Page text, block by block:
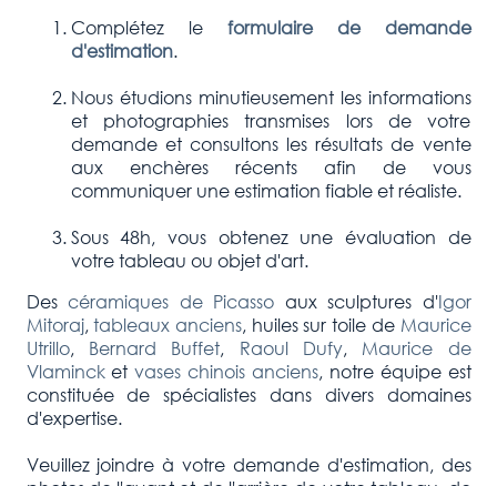
Complétez le formulaire de demande
d'estimation.
Nous étudions minutieusement les informations
et photographies transmises lors de votre
demande et consultons les résultats de vente
aux enchères récents afin de vous
communiquer une estimation fiable et réaliste.
Sous 48h, vous obtenez une évaluation de
votre tableau ou objet d'art.
Des céramiques de Picasso aux sculptures d'Igor
Mitoraj,tableaux anciens, huiles sur toile de Maurice
Utrillo, Bernard Buffet, Raoul Dufy, Maurice de
Vlamincketvases chinois anciens, notre équipe est
constituée de spécialistes dans divers domaines
d'expertise.
Veuillez joindre à votre demande d'estimation, des